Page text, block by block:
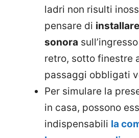
ladri non risulti
pensare di
sonora
retro, sotto finestre
passaggi obbligati
Per simulare la
in casa, possono
indispensabili la